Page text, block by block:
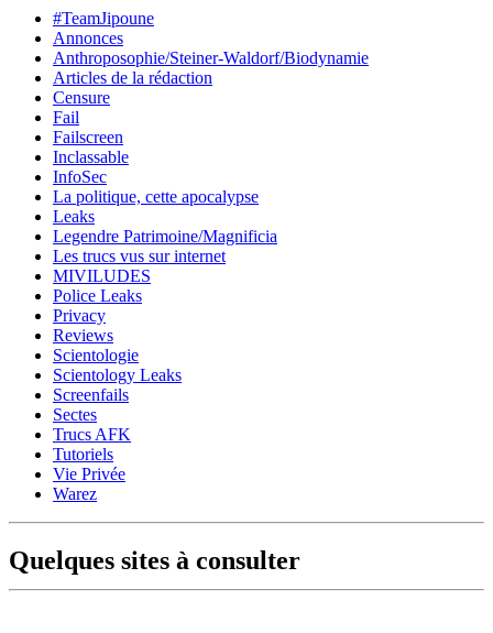
#TeamJipoune
Annonces
Anthroposophie/Steiner-Waldorf/Biodynamie
Articles de la rédaction
Censure
Fail
Failscreen
Inclassable
InfoSec
La politique, cette apocalypse
Leaks
Legendre Patrimoine/Magnificia
Les trucs vus sur internet
MIVILUDES
Police Leaks
Privacy
Reviews
Scientologie
Scientology Leaks
Screenfails
Sectes
Trucs AFK
Tutoriels
Vie Privée
Warez
Quelques sites à consulter